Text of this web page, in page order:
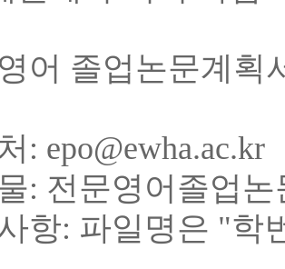
어 졸업논문계획
: epo@ewha.ac.kr
: 전문영어졸업
항: 파일명은 "학